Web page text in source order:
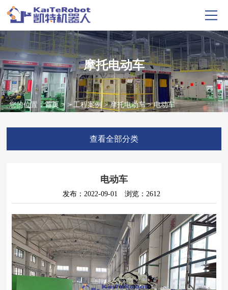
摩托电动车
您的位置：首页> >工程案例 >摩托电动车> 电动车
查看全部分类
电动车
发布：2022-09-01 浏览：2612